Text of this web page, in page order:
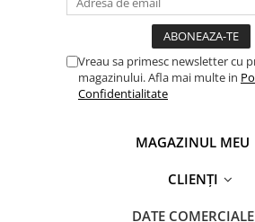
Vreau sa primesc newsletter cu
magazinului. Afla mai multe in
Confidentialitate
MAGAZINUL MEU
CLIENȚI
DATE COMERCIALE